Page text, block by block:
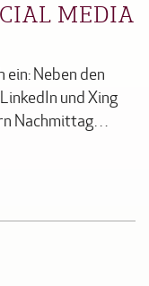
MEDIA
ein: Neben den
und Xing
Nachmittag…